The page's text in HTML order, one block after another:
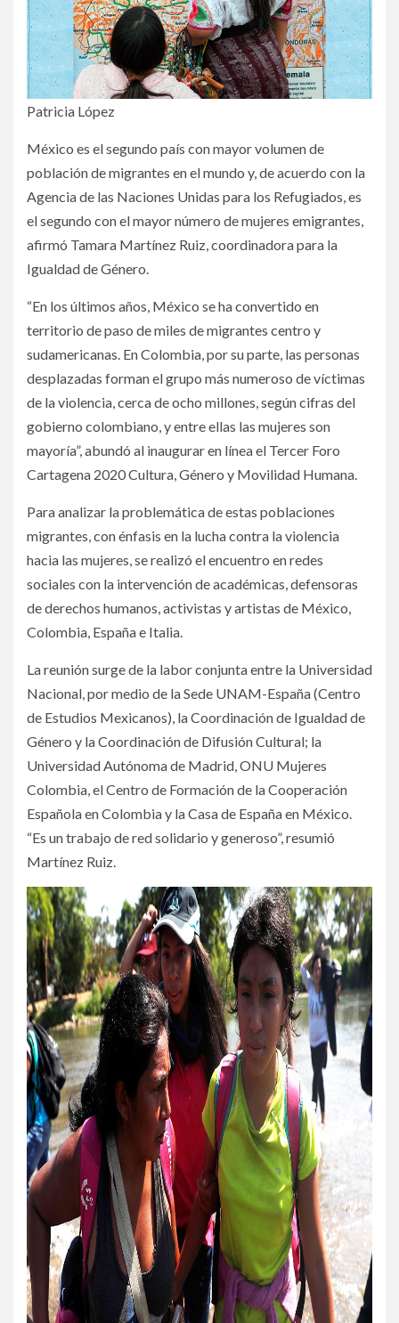
Patricia López
México es el segundo país con mayor volumen de
población de migrantes en el mundo y, de acuerdo con la
Agencia de las Naciones Unidas para los Refugiados, es
el segundo con el mayor número de mujeres emigrantes,
afirmó Tamara Martínez Ruiz, coordinadora para la
Igualdad de Género.
“En los últimos años, México se ha convertido en
territorio de paso de miles de migrantes centro y
sudamericanas. En Colombia, por su parte, las personas
desplazadas forman el grupo más numeroso de víctimas
de la violencia, cerca de ocho millones, según cifras del
gobierno colombiano, y entre ellas las mujeres son
mayoría”, abundó al inaugurar en línea el Tercer Foro
Cartagena 2020 Cultura, Género y Movilidad Humana.
Para analizar la problemática de estas poblaciones
migrantes, con énfasis en la lucha contra la violencia
hacia las mujeres, se realizó el encuentro en redes
sociales con la intervención de académicas, defensoras
de derechos humanos, activistas y artistas de México,
Colombia, España e Italia.
La reunión surge de la labor conjunta entre la Universidad
Nacional, por medio de la Sede UNAM-España (Centro
de Estudios Mexicanos), la Coordinación de Igualdad de
Género y la Coordinación de Difusión Cultural; la
Universidad Autónoma de Madrid, ONU Mujeres
Colombia, el Centro de Formación de la Cooperación
Española en Colombia y la Casa de España en México.
“Es un trabajo de red solidario y generoso”, resumió
Martínez Ruiz.